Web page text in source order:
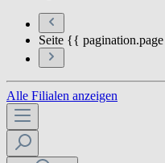
Seite {{
Alle Filialen anzeigen